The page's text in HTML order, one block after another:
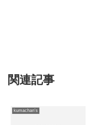
関連記事
kumachan's